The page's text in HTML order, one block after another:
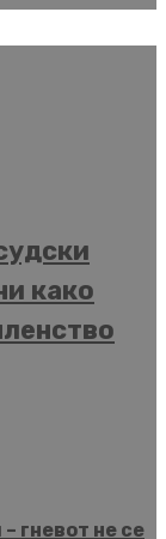
како
гневот не се